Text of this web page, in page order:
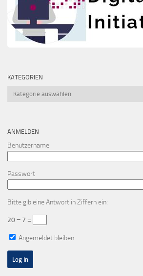
KATEGORIEN
Kategorien
ANMELDEN
Benutzername
Passwort
Bitte gib eine Antwort in Ziffern ein:
20 − 7 =
Angemeldet bleiben